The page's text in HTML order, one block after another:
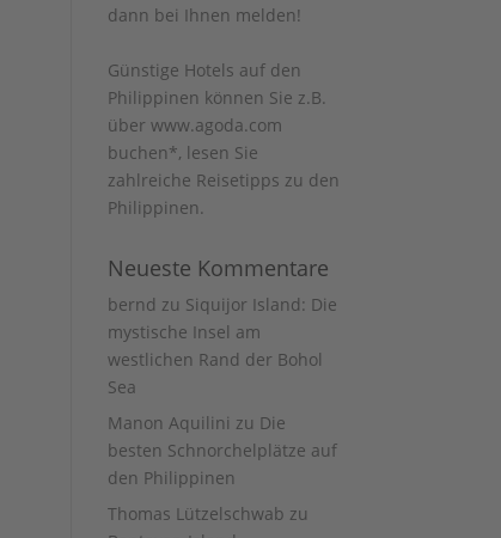
dann bei Ihnen melden!
Günstige Hotels auf den
Philippinen können Sie z.B.
über www.agoda.com
buchen*, lesen Sie
zahlreiche Reisetipps zu den
Philippinen.
Neueste Kommentare
bernd zu Siquijor Island: Die
mystische Insel am
westlichen Rand der Bohol
Sea
Manon Aquilini zu Die
besten Schnorchelplätze auf
den Philippinen
Thomas Lützelschwab zu